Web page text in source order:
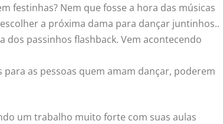
festinhas? Nem que fosse a hora das músicas
a próxima dama para dançar juntinhos..
dos passinhos flashback. Vem acontecendo
para as pessoas quem amam dançar, poderem
um trabalho muito forte com suas aulas